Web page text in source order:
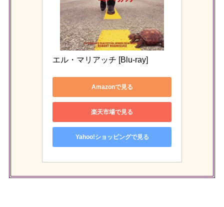
エル・マリアッチ [Blu-ray]
Amazonで見る
楽天市場で見る
Yahoo!ショッピングで見る